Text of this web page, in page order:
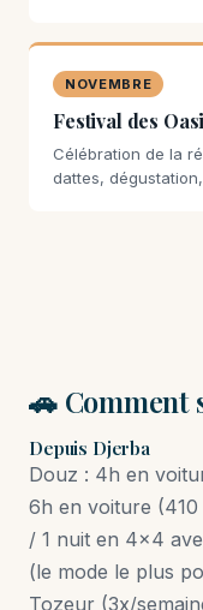
NOVEMBRE
Festival des
Célébration de la
dattes,
🚗 Comment
Depuis Djerba
Douz : 4h en
6h en voiture
/ 1 nuit en 4×4
(le mode le plus
Tozeur (3x/